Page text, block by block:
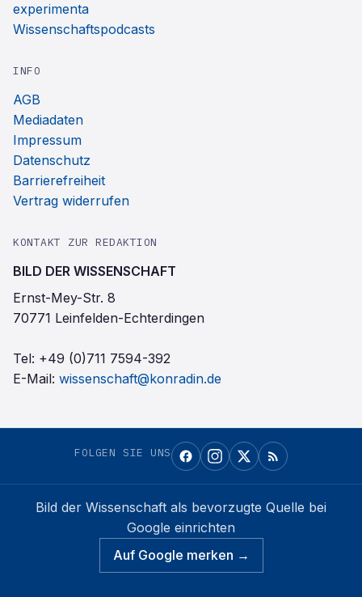
experimenta
Wissenschaftspodcasts
INFO
AGB
Mediadaten
Impressum
Datenschutz
Barrierefreiheit
Vertrag widerrufen
KONTAKT ZUR REDAKTION
BILD DER WISSENSCHAFT
Ernst-Mey-Str. 8
70771 Leinfelden-Echterdingen
Tel: +49 (0)711 7594-392
E-Mail: wissenschaft@konradin.de
FOLGEN SIE UNS
Bild der Wissenschaft als bevorzugte Quelle bei
Google einrichten
Auf Google merken →